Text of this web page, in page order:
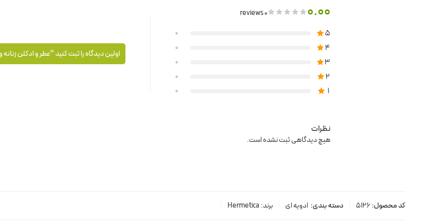
0.00
0 reviews
5
0
4
0
3
0
2
0
1
0
اولین دیدگاه را ثبت کنید “عطر و ادکلن زنانه
نظرات
هیچ دیدگاهی ثبت نشده است.
کد محصول:5126 دسته بندی: ادویه ای برند: Hermetica